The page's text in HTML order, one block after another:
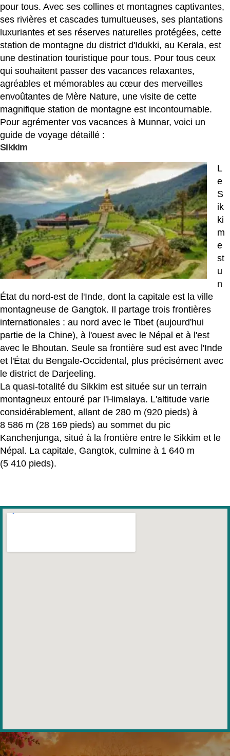
pour tous. Avec ses collines et montagnes captivantes,
ses rivières et cascades tumultueuses, ses plantations
luxuriantes et ses réserves naturelles protégées, cette
station de montagne du district d'Idukki, au Kerala, est
une destination touristique pour tous. Pour tous ceux
qui souhaitent passer des vacances relaxantes,
agréables et mémorables au cœur des merveilles
envoûtantes de Mère Nature, une visite de cette
magnifique station de montagne est incontournable.
Pour agrémenter vos vacances à Munnar, voici un
guide de voyage détaillé :
Sikkim
L
e
S
ik
ki
m
e
st
u
n
État du nord-est de l'Inde, dont la capitale est la ville
montagneuse de Gangtok. Il partage trois frontières
internationales : au nord avec le Tibet (aujourd'hui
partie de la Chine), à ​​l'ouest avec le Népal et à l'est
avec le Bhoutan. Seule sa frontière sud est avec l'Inde
et l'État du Bengale-Occidental, plus précisément avec
le district de Darjeeling.
La quasi-totalité du Sikkim est située sur un terrain
montagneux entouré par l'Himalaya. L'altitude varie
considérablement, allant de 280 m (920 pieds) à
8 586 m (28 169 pieds) au sommet du pic
Kanchenjunga, situé à la frontière entre le Sikkim et le
Népal. La capitale, Gangtok, culmine à 1 640 m
(5 410 pieds).